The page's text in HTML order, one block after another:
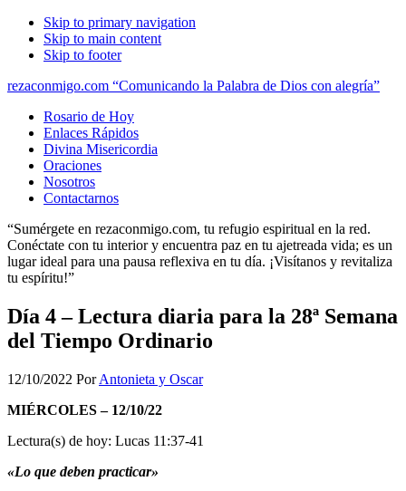
Skip to primary navigation
Skip to main content
Skip to footer
rezaconmigo.com “Comunicando la Palabra de Dios con alegría”
Rosario de Hoy
Enlaces Rápidos
Divina Misericordia
Oraciones
Nosotros
Contactarnos
“Sumérgete en rezaconmigo.com, tu refugio espiritual en la red.
Conéctate con tu interior y encuentra paz en tu ajetreada vida; es un
lugar ideal para una pausa reflexiva en tu día. ¡Visítanos y revitaliza
tu espíritu!”
Día 4 – Lectura diaria para la 28ª Semana
del Tiempo Ordinario
12/10/2022 PorAntonieta y Oscar
MIÉRCOLES – 12/10/22
Lectura(s) de hoy: Lucas 11:37-41
«Lo que deben practicar»